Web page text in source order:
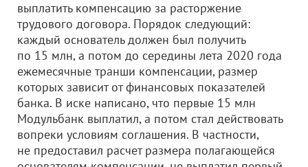
выплатить компенсацию за расторжение
трудового договора. Порядок следующий:
каждый основатель должен был получить
по 15 млн, а потом до середины лета 2020 года
ежемесячные транши компенсации, размер
которых зависит от финансовых показателей
банка. В иске написано, что первые 15 млн
Модульбанк выплатил, а потом стал действовать
вопреки условиям соглашения. В частности,
не предоставил расчет размера полагающейся